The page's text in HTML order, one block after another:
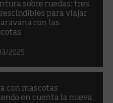
sobre ruedas: tres
para viajar
con las
2025
con mascotas
en cuenta la nueva